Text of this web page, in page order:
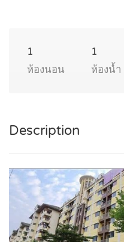
1
ห้องนอน
1
ห้องน้ำ
Description